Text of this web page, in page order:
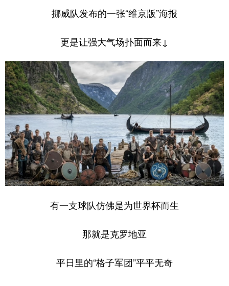
挪威队发布的一张“维京版”海报
更是让强大气场扑面而来↓
有一支球队仿佛是为世界杯而生
那就是克罗地亚
平日里的“格子军团”平平无奇